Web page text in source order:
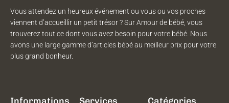
Vous attendez un heureux événement ou vous ou vos proches
viennent d’accueillir un petit trésor ? Sur Amour de bébé, vous
trouverez tout ce dont vous avez besoin pour votre bébé. Nous
avons une large gamme d’articles bébé au meilleur prix pour votre
plus grand bonheur.